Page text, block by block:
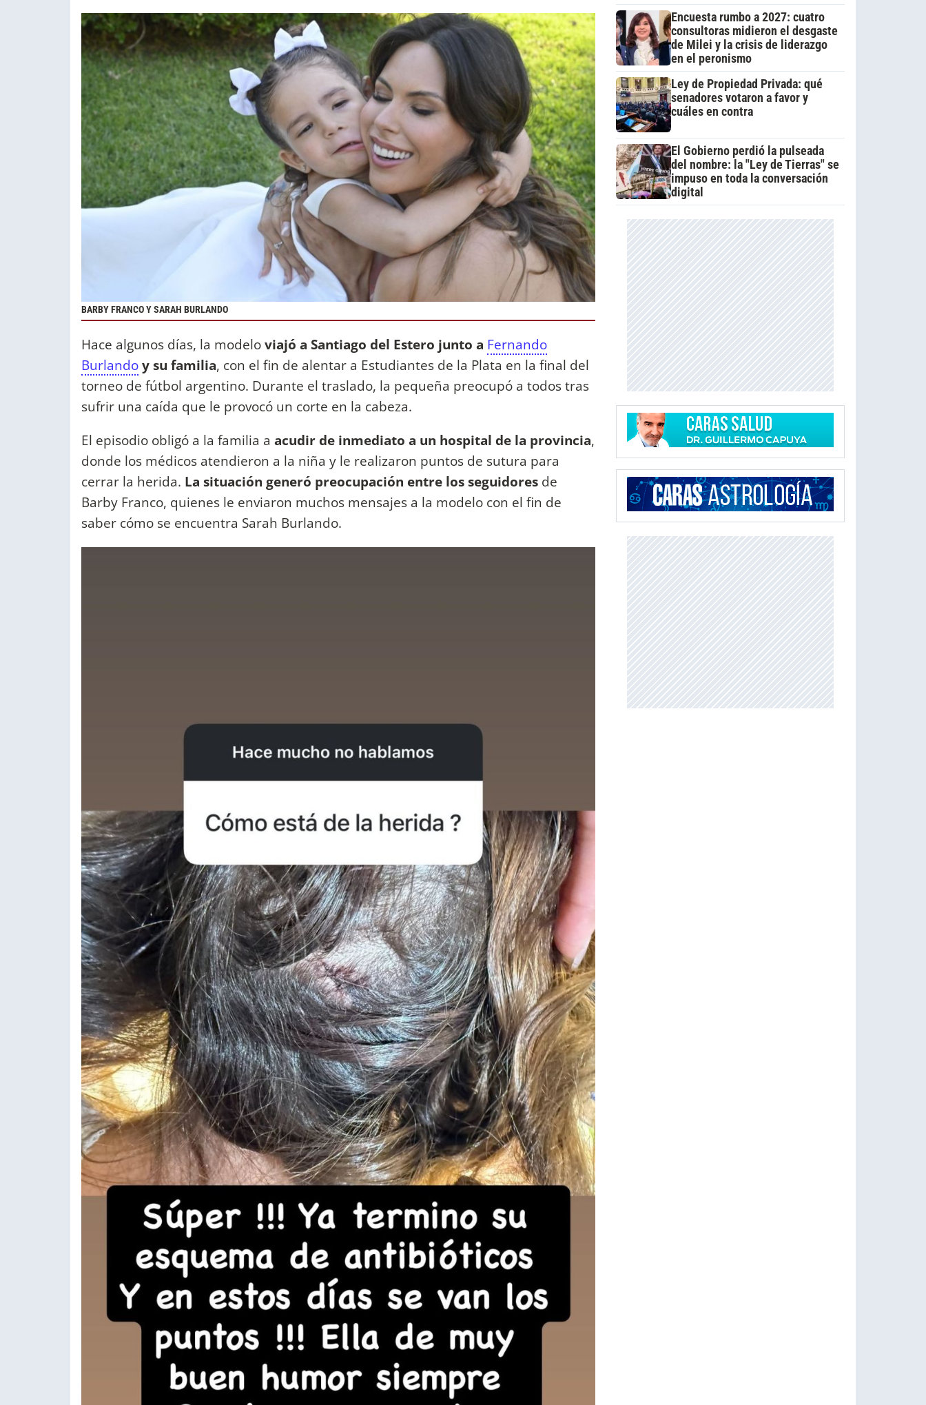
BARBY FRANCO Y SARAH BURLANDO
Hace algunos días, la modeloviajó a Santiago del Estero junto a Fernando
Burlandoy su familia, con el fin de alentar a Estudiantes de la Plata en la final del
torneo de fútbol argentino. Durante el traslado, la pequeña preocupó a todos tras
sufrir una caída que le provocó un corte en la cabeza.
El episodio obligó a la familia a acudir de inmediato a un hospital de la provincia,
donde los médicos atendieron a la niña y le realizaron puntos de sutura para
cerrar la herida. La situación generó preocupación entre los seguidores de
Barby Franco, quienes le enviaron muchos mensajes a la modelo con el fin de
saber cómo se encuentra Sarah Burlando.
Encuesta rumbo a 2027: cuatro
consultoras midieron el desgaste
de Milei y la crisis de liderazgo
en el peronismo
Ley de Propiedad Privada: qué
senadores votaron a favor y
cuáles en contra
El Gobierno perdió la pulseada
del nombre: la "Ley de Tierras" se
impuso en toda la conversación
digital